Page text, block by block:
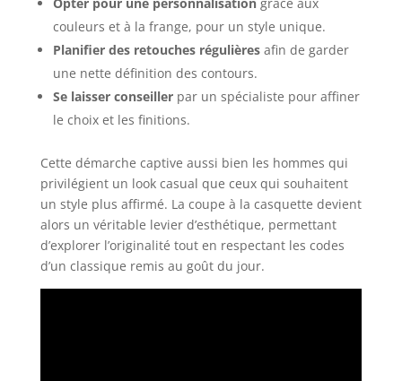
couleurs et à la frange, pour un style unique.
Planifier des retouches régulièresafin de garder
une nette définition des contours.
Se laisser conseillerpar un spécialiste pour affiner
le choix et les finitions.
Cette démarche captive aussi bien les hommes qui
privilégient un look casual que ceux qui souhaitent
un style plus affirmé. La coupe à la casquette devient
alors un véritable levier d’esthétique, permettant
d’explorer l’originalité tout en respectant les codes
d’un classique remis au goût du jour.